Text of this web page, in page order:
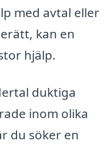
med avtal eller
kan en
hjälp.
duktiga
inom olika
du söker en